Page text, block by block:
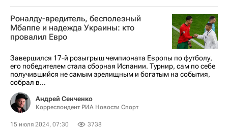
Виктор Дьёкереш
Эрлинг Холанд
Рубен Аморим
Спортинг (Лиссабон)
Манчестер Сити
Лига чемпионов УЕФА 2026-2027
Роналду-вредитель, бесполезный
Мбаппе и надежда Украины: кто
провалил Евро
Завершился 17-й розыгрыш чемпионата Европы по футболу,
его победителем стала сборная Испании. Турнир, сам по себе
получившийся не самым зрелищным и богатым на события,
собрал в...
Андрей Сенченко
Корреспондент РИА Новости Спорт
15 июля 2024, 07:30 3738